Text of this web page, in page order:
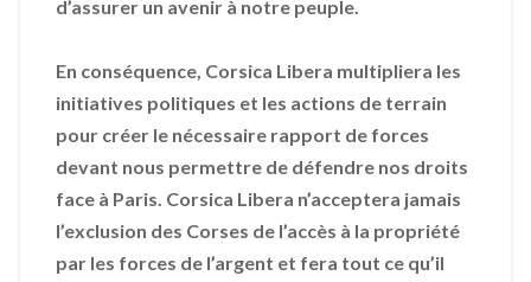
d’assurer un avenir à notre peuple.
En conséquence, Corsica Libera multipliera les
initiatives politiques et les actions de terrain
pour créer le nécessaire rapport de forces
devant nous permettre de défendre nos droits
face à Paris. Corsica Libera n’acceptera jamais
l’exclusion des Corses de l’accès à la propriété
par les forces de l’argent et fera tout ce qu’il